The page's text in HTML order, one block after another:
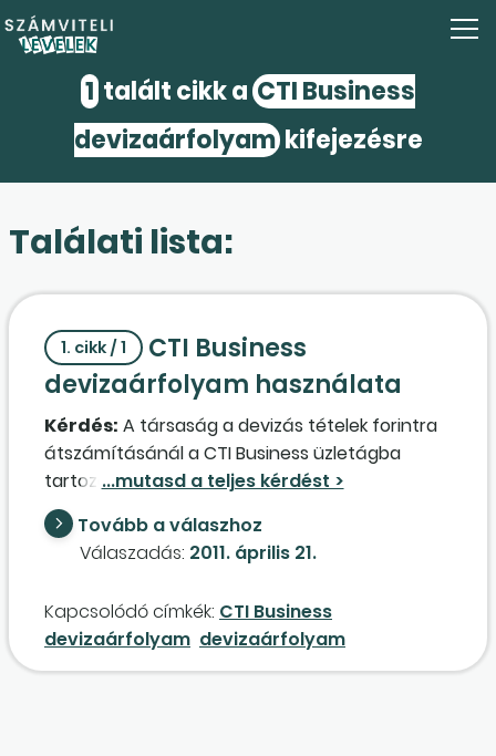
1 talált cikk a CTI Business
devizaárfolyamkifejezésre
Találati lista:
1. cikk / 1
CTI Business
devizaárfolyam használata
Kérdés: A társaság a devizás tételek forintra
átszámításánál a CTI Business üzletágba
tartozó ügyfelek részére – a bank által
honlapon – közzétett ("CTI Business
devizaárfolyamok 1 egységre 10 000 USD alatti
tranzakciók esetén") árfolyamot alkalmazza.
ának (4) bekezdése szerint meghirdetett
devizaárfolyamnak?
Tovább a válaszhoz
Válaszadás: 2011. április 21.
Kapcsolódó címkék: CTI Business
devizaárfolyam devizaárfolyam